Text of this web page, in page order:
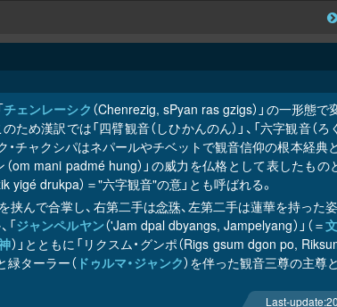
チェンレーシク （Chenrezig, sPyan ras gzigs）」の一形態
め漢訳では「四臂観音（しひかんのん）」、「六字観音（ろく
・チャクシパはネパールやチベットで観音信仰の根本経典
om mani padmé hung）」の威力を仏格として表したもの
drukpa）＝"六字観音"の意」とも呼ばれる。
を挟んで合掌し、右第二手は念珠、左第二手は蓮華を持った
「ジャンペルヤン（'Jam dpal dbyangs, Jampelyang）」（＝
）」とともに「リクスム・グンポ（Rigs gsum dgon po,
緑ターラー（ ドゥルマ・ジャンク）を伴った観音三尊の主尊
Last-update: